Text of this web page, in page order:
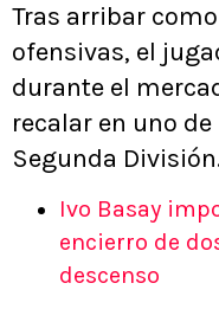
Tras arribar
ofensivas, el
durante el
recalar en uno
Segunda
Ivo Basay
encierro de
descenso